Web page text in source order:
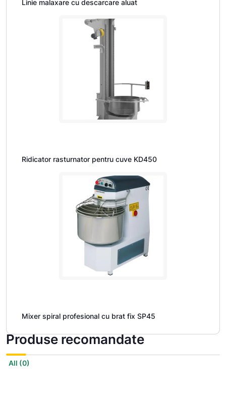
Linie malaxare cu descarcare aluat
Ridicator rasturnator pentru cuve KD450
Mixer spiral profesional cu brat fix SP45
Produse recomandate
All (0)